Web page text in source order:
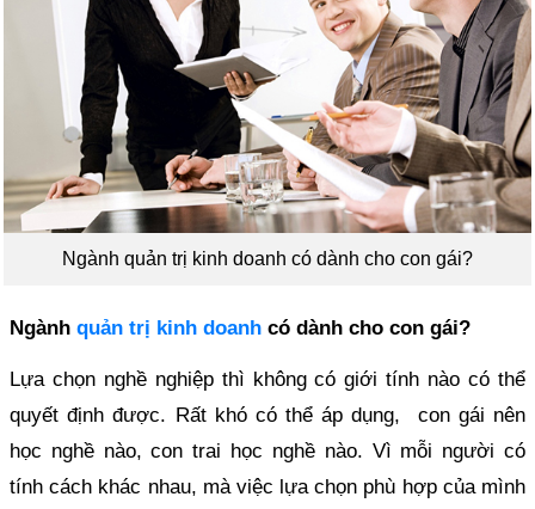
Ngành quản trị kinh doanh có dành cho con gái?
Ngành quản trị kinh doanh có dành cho con gái?
Lựa chọn nghề nghiệp thì không có giới tính nào có thể
quyết định được. Rất khó có thể áp dụng, con gái nên
học nghề nào, con trai học nghề nào. Vì mỗi người có
tính cách khác nhau, mà việc lựa chọn phù hợp của mình